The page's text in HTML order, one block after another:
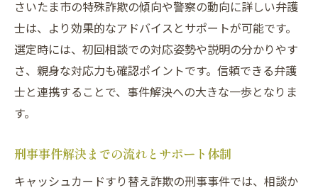
さいたま市の特殊詐欺の傾向や警察の動向に詳しい弁護
士は、より効果的なアドバイスとサポートが可能です。
選定時には、初回相談での対応姿勢や説明の分かりやす
さ、親身な対応力も確認ポイントです。信頼できる弁護
士と連携することで、事件解決への大きな一歩となりま
す。
刑事事件解決までの流れとサポート体制
キャッシュカードすり替え詐欺の刑事事件では、相談か